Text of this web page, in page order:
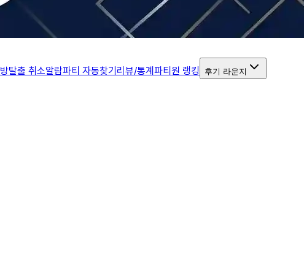
방탈출 취소알람파티 자동찾기리뷰/통계파티원 랭킹 후기 라운지